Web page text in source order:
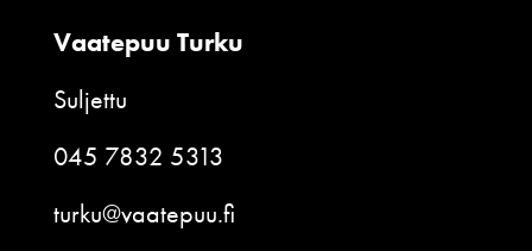
Vaatepuu Turku
Suljettu
045 7832 5313
turku@vaatepuu.fi